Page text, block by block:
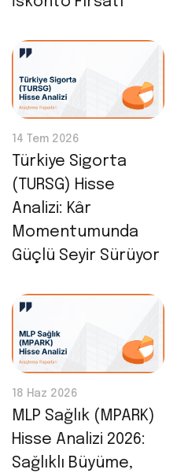
14 Tem 2026
Türkiye Sigorta
(TURSG) Hisse
Analizi: Kâr
Momentumunda
Güçlü Seyir Sürüyor
18 Haz 2026
MLP Sağlık (MPARK)
Hisse Analizi 2026:
Sağlıklı Büyüme,